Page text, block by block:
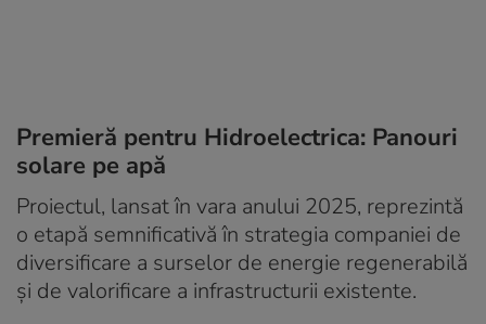
Premieră pentru Hidroelectrica: Panouri
solare pe apă
Proiectul, lansat în vara anului 2025, reprezintă
o etapă semnificativă în strategia companiei de
diversificare a surselor de energie regenerabilă
și de valorificare a infrastructurii existente.